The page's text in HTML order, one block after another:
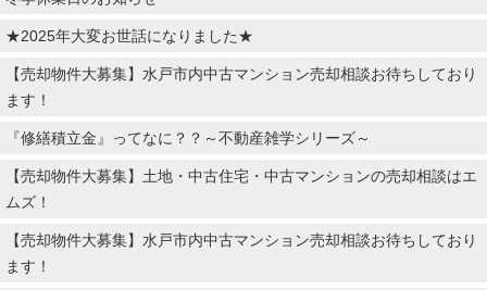
★2025年大変お世話になりました★
【売却物件大募集】水戸市内中古マンション売却相談お待ちしており
ます！
『修繕積立金』ってなに？？～不動産雑学シリーズ～
【売却物件大募集】土地・中古住宅・中古マンションの売却相談はエ
ムズ！
【売却物件大募集】水戸市内中古マンション売却相談お待ちしており
ます！